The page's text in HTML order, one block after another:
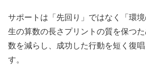
サポートは「先回り」ではなく「環
生の算数の長さプリントの質を保つ
数を減らし、成功した行動を短く復
す。